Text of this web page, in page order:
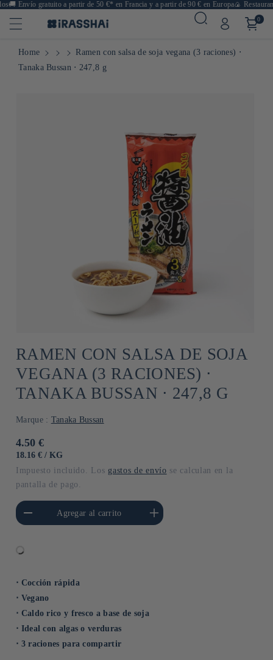
🚚Envío gratuito a partir de 50 €* en Francia y a partir de 90 € en Europa🍙
0
Home
Ramen con salsa de soja vegana (3 raciones) ⋅
Tanaka Bussan ⋅ 247,8 g
RAMEN CON SALSA DE SOJA
VEGANA (3 RACIONES) ⋅
TANAKA BUSSAN ⋅ 247,8 G
Marque : Tanaka Bussan
Precio
habitual
4.50 €
PRECIO
18.16 € / POR
KG
Impuesto incluido. Los gastos de envío se calculan en la
pantalla de pago.
para Default
Title
Agregar al carrito
Aumentar cantidad para Default
Title
⋅ Cocción rápida
⋅ Vegano
⋅ Caldo rico y fresco a base de soja
⋅ Ideal con algas o verduras
⋅ 3 raciones para compartir